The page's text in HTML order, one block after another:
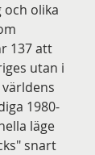
och olika
137 att
utan i
1980-
läge
snart